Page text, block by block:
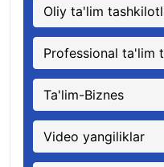
Oliy ta'lim
Professional ta'lim
Ta'lim-Biznes
Video yangiliklar